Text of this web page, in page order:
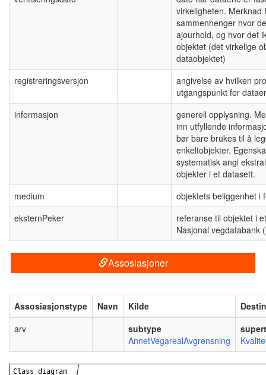
virkeligheten. Merknad
sammenhenger hvor
ajourhold, og hvor det
objektet (det virkelige
dataobjektet)
registreringsversjon
angivelse av hvilken
utgangspunkt for
informasjon
generell opplysning.
inn utfyllende
bør bare brukes til å
enkeltobjekter.
systematisk angi
objekter i et datasett.
medium
objektets beliggenhet i
eksternPeker
referanse til objektet i
Nasjonal vegdatabank
Assosiasjoner
Assosiasjonstype Navn Kilde
arv
subtype
AnnetVegarealAvgrensning